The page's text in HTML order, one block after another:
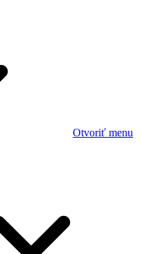
Otvoriť menu